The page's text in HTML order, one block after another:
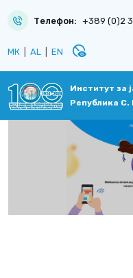
Телефон: +389 (0)2
МК AL EN disabled_visible
Институт за
Република С.